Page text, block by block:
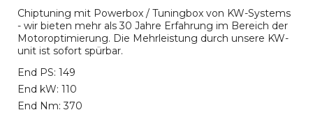
Chiptuning mit Powerbox / Tuningbox von KW-Systems
- wir bieten mehr als 30 Jahre Erfahrung im Bereich der
Motoroptimierung. Die Mehrleistung durch unsere KW-
unit ist sofort spürbar.
End PS: 149
End kW: 110
End Nm: 370